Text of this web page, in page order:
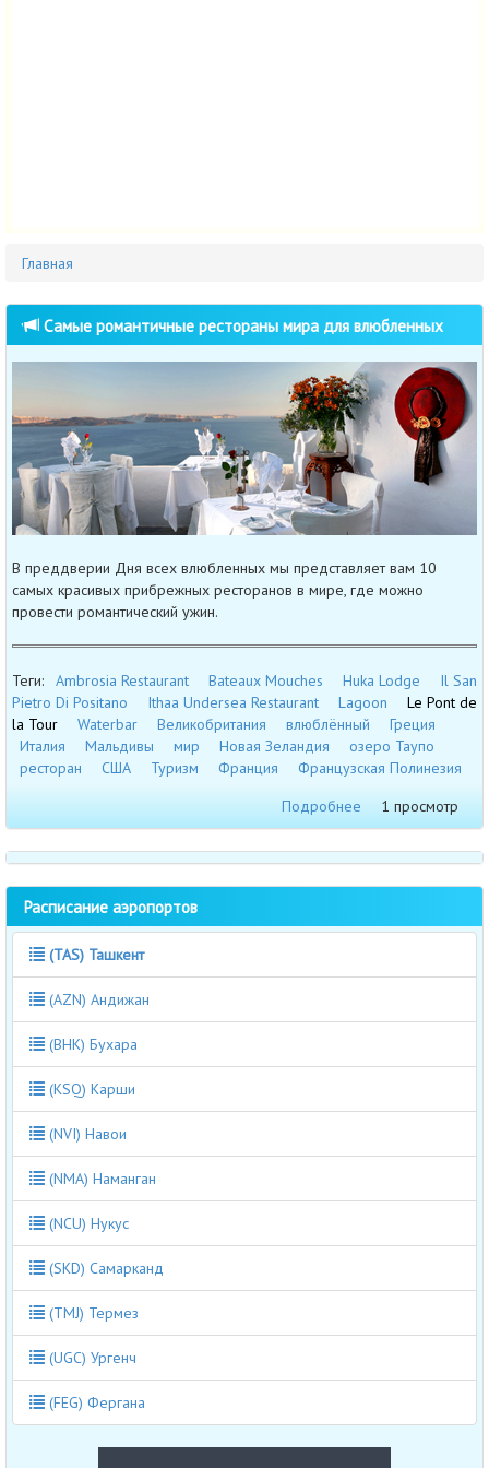
Главная
Самые романтичные рестораны мира для влюбленных
В преддверии Дня всех влюбленных мы представляет вам 10
самых красивых прибрежных ресторанов в мире, где можно
провести романтический ужин.
Теги: Ambrosia Restaurant Bateaux Mouches Huka Lodge
Il San
Pietro Di Positano
Ithaa Undersea Restaurant Lagoon
Le Pont de
la Tour
Waterbar Великобритания влюблённый
Греция
Италия
Мальдивы мир Новая Зеландия
озеро Таупо
ресторан
США Туризм Франция
Французская Полинезия
Подробнее
1 просмотр
Расписание аэропортов
(TAS) Ташкент
(AZN) Андижан
(BHK) Бухара
(KSQ) Карши
(NVI) Навои
(NMA) Наманган
(NCU) Нукус
(SKD) Самарканд
(TMJ) Термез
(UGC) Ургенч
(FEG) Фергана